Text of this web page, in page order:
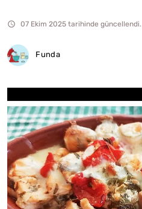
07 Ekim 2025 tarihinde güncellendi.
Funda